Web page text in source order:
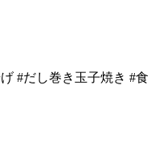
#だし巻き玉子焼き #食